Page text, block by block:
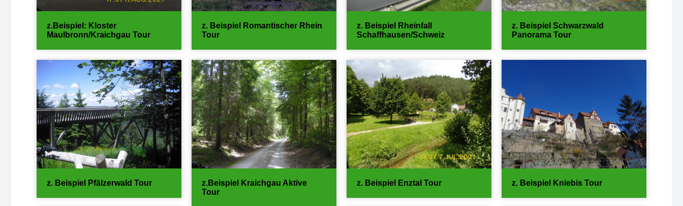
z.Beispiel: Kloster
Maulbronn/Kraichgau Tour
z. Beispiel Pfälzerwald Tour
z. Beispiel Romantischer Rhein
Tour
z.Beispiel Kraichgau Aktive
Tour
z. Beispiel Rheinfall
Schaffhausen/Schweiz
z. Beispiel Enztal Tour
z. Beispiel Schwarzwald
Panorama Tour
z. Beispiel Kniebis Tour